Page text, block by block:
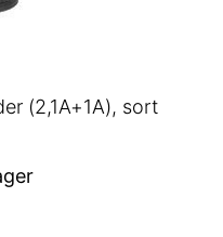
(2,1A+1A), sort